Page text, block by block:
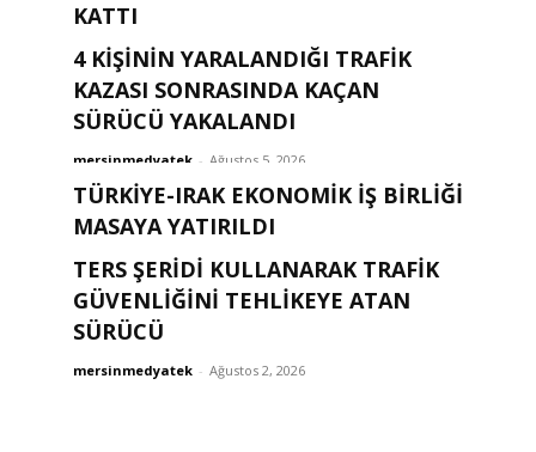
KATTI
mersinmedyatek - Ağustos 6, 2026
4 KİŞİNİN YARALANDIĞI TRAFİK
KAZASI SONRASINDA KAÇAN
SÜRÜCÜ YAKALANDI
mersinmedyatek - Ağustos 5, 2026
TÜRKIYE-IRAK EKONOMIK İŞ BIRLIĞI
MASAYA YATIRILDI
mersinmedyatek - Ağustos 2, 2026
TERS ŞERİDİ KULLANARAK TRAFİK
GÜVENLİĞİNİ TEHLİKEYE ATAN
SÜRÜCÜ
mersinmedyatek - Ağustos 2, 2026